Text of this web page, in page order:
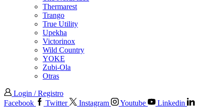
Thermarest
Trango
True Utility
Upekha
Victorinox
Wild Country
YOKE
Zubi-Ola
Otras
Login / Registro
Facebook
Twitter Instagram Youtube Linkedin